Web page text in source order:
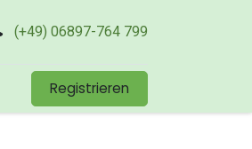
(+49) 06897-764 799
Registrieren